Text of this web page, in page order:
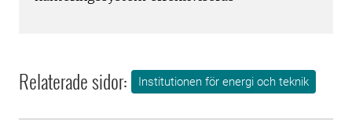
Relaterade sidor: Institutionen för energi och teknik